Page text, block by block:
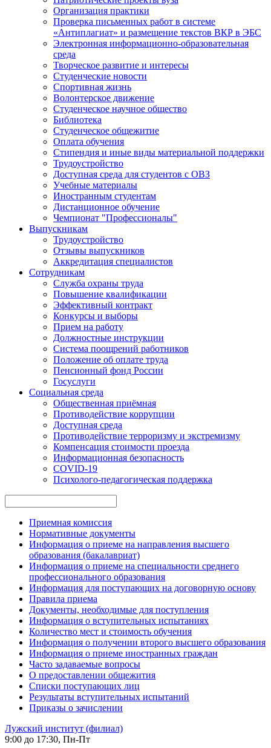
Организация практики
Проверка письменных работ в системе
«Антиплагиат» и размещение текстов ВКР в ЭБС
Электронная информационно-образовательная
среда
Творческое развитие и интересы
Студенческие новости
Спортивная жизнь
Волонтерское движение
Студенческое научное общество
Библиотека
Студенческое общежитие
Оплата обучения
Стипендия и иные виды материальной поддержки
Трудоустройство
Доступная среда для студентов с ОВЗ
Учебные материалы
Иностранным студентам
Дистанционное обучение
Чемпионат "Профессионалы"
Выпускникам
Трудоустройство
Отзывы выпускников
Аккредитация специалистов
Сотрудникам
Служба охраны труда
Повышение квалификации
Эффективный контракт
Конкурсы и выборы
Прием на работу
Должностные инструкции
Система поощрений работников
Положение об оплате труда
Пенсионный фонд России
Госуслуги
Социальная среда
Общественная приёмная
Противодействие коррупции
Доступная среда
Противодействие терроризму и экстремизму
Компенсация стоимости проезда
Информационная безопасность
COVID-19
Психолого-педагогическая поддержка
Приемная комиссия
Нормативные документы
Информация о приеме на направления высшего
образования (бакалавриат)
Информация о приеме на специальности среднего
профессионального образования
Информация для поступающих на договорную основу
Правила приема
Документы, необходимые для поступления
Информация о вступительных испытаниях
Количество мест и стоимость обучения
Информация о получении второго высшего образования
Информация о приеме иностранных граждан
Часто задаваемые вопросы
О предоставлении общежития
Списки поступающих лиц
Результаты вступительных испытаний
Приказы о зачислении
Лужский институт (филиал)
9:00 до 17:30, Пн-Пт